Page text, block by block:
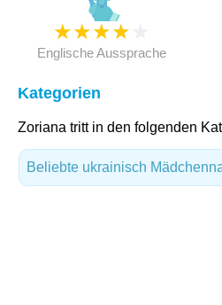
★★★★
Englische Aussprache
Kategorien
Zoriana tritt in den folgenden
Beliebte ukrainisch